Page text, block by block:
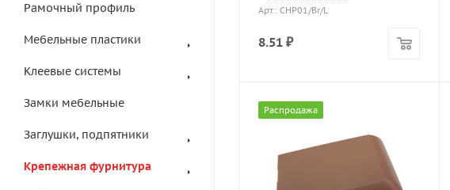
Рамочный профиль
Мебельные пластики
Клеевые системы
Замки мебельные
Заглушки, подпятники
Крепежная фурнитура
Арт.: CHP01/Br/L
8.51 ₽
Распродажа